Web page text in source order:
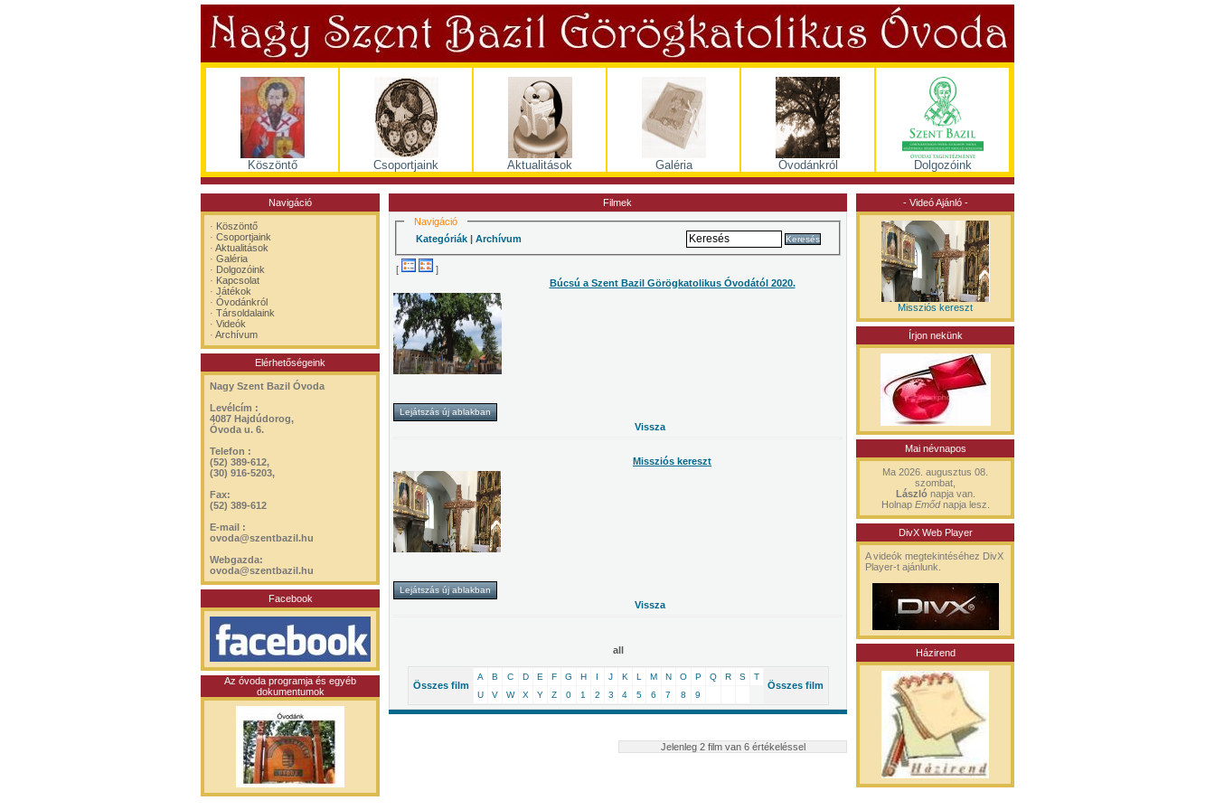
Köszöntő Csoportjaink Aktualitások Galéria Óvodánkról Dolgozóink
Navigáció
· Köszöntő
· Csoportjaink
· Aktualitások
· Galéria
· Dolgozóink
· Kapcsolat
· Játékok
· Óvodánkról
· Társoldalaink
· Videók
· Archívum
Elérhetőségeink
Nagy Szent Bazil Óvoda
Levélcím :
4087 Hajdúdorog,
Óvoda u. 6.
Telefon :
(52) 389-612,
(30) 916-5203,
Fax:
(52) 389-612
E-mail :
ovoda@szentbazil.hu
Webgazda:
ovoda@szentbazil.hu
Facebook
Az óvoda programja és egyéb
dokumentumok
Filmek
Navigáció
Kategóriák| Archívum Keresés
[
]
Búcsú a Szent Bazil Görögkatolikus Óvodától 2020.
Vissza
Missziós kereszt
Vissza
all
Összes film
A B C D E F G H I J K L M N O P Q R S T
Összes film
U V W X Y Z 0 1 2 3 4 5 6 7 8 9
Jelenleg 2 film van 6 értékeléssel
- Videó Ajánló -
Missziós kereszt
Írjon nekünk
Mai névnapos
Ma 2026. augusztus 08.
szombat,
Lászlónapja van.
Holnap Emődnapja lesz.
DivX Web Player
A videók megtekintéséhez DivX
Player-t ajánlunk.
Házirend